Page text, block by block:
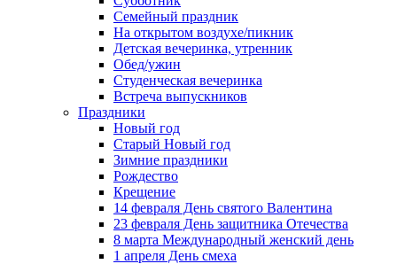
Семейный праздник
На открытом воздухе/пикник
Детская вечеринка, утренник
Обед/ужин
Студенческая вечеринка
Встреча выпускников
Праздники
Новый год
Старый Новый год
Зимние праздники
Рождество
Крещение
14 февраля День святого Валентина
23 февраля День защитника Отечества
8 марта Международный женский день
1 апреля День смеха